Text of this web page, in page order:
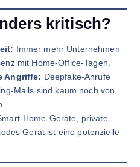
kritisch?
Immer mehr Unternehmen
mit Home-Office-Tagen.
Angriffe: Deepfake-Anrufe
Mails sind kaum noch von
Home-Geräte, private
Gerät ist eine potenzielle